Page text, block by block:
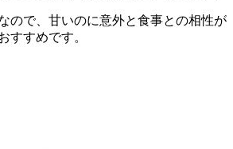
ので、甘いのに意外と食事との相性が
すすめです。